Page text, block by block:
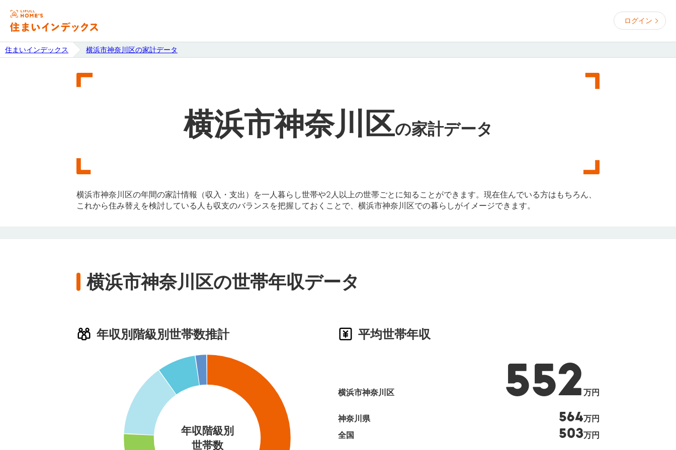
ログイン
住まいインデックス 横浜市神奈川区の家計データ
横浜市神奈川区の家計データ
横浜市神奈川区の年間の家計情報（収入・支出）を一人暮らし世帯や2人以上の世帯ごとに知ることができます。現在住んでいる方はもちろん、
これから住み替えを検討している人も収支のバランスを把握しておくことで、横浜市神奈川区での暮らしがイメージできます。
横浜市神奈川区の世帯年収データ
年収別階級別世帯数推計
年収階級別
世帯数
平均世帯年収
横浜市神奈川区 552 万円
神奈川県 564万円
全国
503万円